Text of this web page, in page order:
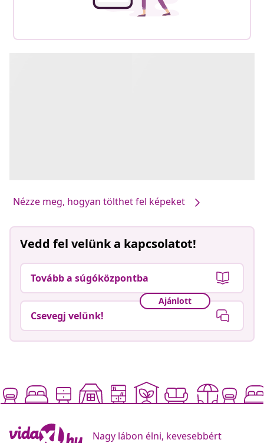
Nézze meg, hogyan tölthet fel képeket
Vedd fel velünk a kapcsolatot!
Tovább a súgóközpontba
Ajánlott
Csevegj velünk!
Nagy lábon élni, kevesebbért